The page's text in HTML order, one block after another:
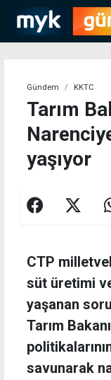
Gündem KKTC
Tarım
yaşıyor
CTP
süt üretimi
yaşanan
Tarım
savunarak